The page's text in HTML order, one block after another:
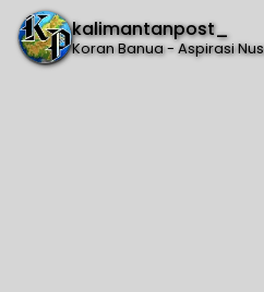
kalimantanpost_
Koran Banua - Aspirasi